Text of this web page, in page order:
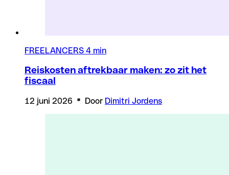
FREELANCERS 4 min
Reiskosten aftrekbaar maken: zo zit het
fiscaal
12 juni 2026 Door Dimitri Jordens